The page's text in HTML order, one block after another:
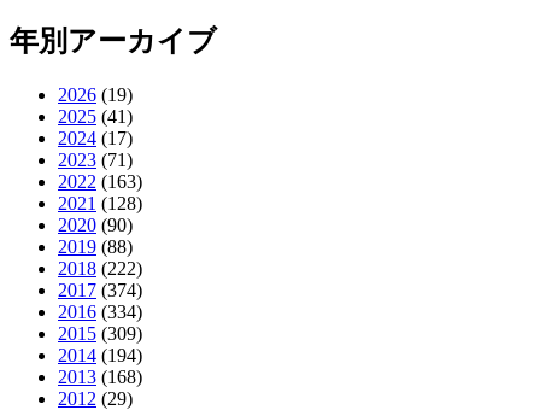
年別アーカイブ
2026 (19)
2025 (41)
2024 (17)
2023 (71)
2022 (163)
2021 (128)
2020 (90)
2019 (88)
2018 (222)
2017 (374)
2016 (334)
2015 (309)
2014 (194)
2013 (168)
2012 (29)